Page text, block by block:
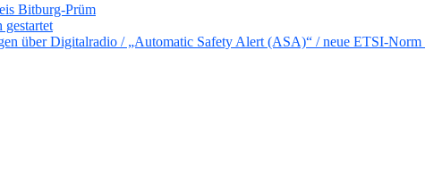
Bitburg-Prüm
über Digitalradio / „Automatic Safety Alert (ASA)“ / neue ETSI-